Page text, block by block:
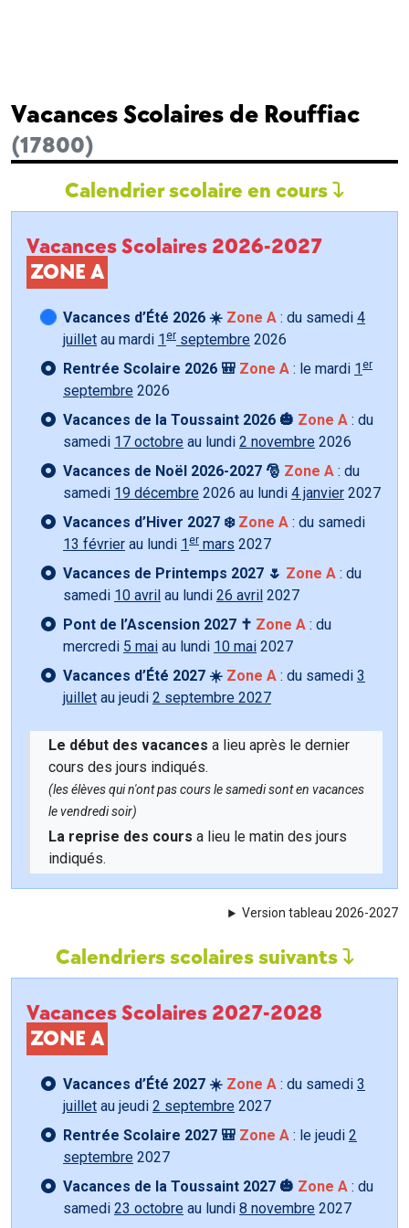
Vacances Scolaires de Rouffiac
(17800)
Calendrier scolaire en cours
Vacances Scolaires 2026-2027
ZONE A
Vacances d’Été 2026 ☀️ Zone A : du samedi 4
juillet au mardi 1 er septembre 2026
Rentrée Scolaire 2026 🎒 Zone A : le mardi 1 er
septembre 2026
Vacances de la Toussaint 2026 🎃 Zone A : du
samedi 17 octobre au lundi 2 novembre 2026
Vacances de Noël 2026-2027 🎅 Zone A : du
samedi 19 décembre 2026 au lundi 4 janvier 2027
Vacances d’Hiver 2027 ❄️ Zone A : du samedi
13 février au lundi 1 er mars 2027
Vacances de Printemps 2027 🌷 Zone A : du
samedi 10 avril au lundi 26 avril 2027
Pont de l’Ascension 2027 ✝️ Zone A : du
mercredi 5 mai au lundi 10 mai 2027
Vacances d’Été 2027 ☀️ Zone A : du samedi 3
juillet au jeudi 2 septembre 2027
Le début des vacances a lieu après le dernier
cours des jours indiqués.
(les élèves qui n'ont pas cours le samedi sont en vacances
le vendredi soir)
La reprise des cours a lieu le matin des jours
indiqués.
Version tableau 2026-2027
Calendriers scolaires suivants
Vacances Scolaires 2027-2028
ZONE A
Vacances d’Été 2027 ☀️ Zone A : du samedi 3
juillet au jeudi 2 septembre 2027
Rentrée Scolaire 2027 🎒 Zone A : le jeudi 2
septembre 2027
Vacances de la Toussaint 2027 🎃 Zone A : du
samedi 23 octobre au lundi 8 novembre 2027